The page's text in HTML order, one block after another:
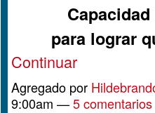
para lograr
Continuar
Agregado por
9:00am —5 comentarios